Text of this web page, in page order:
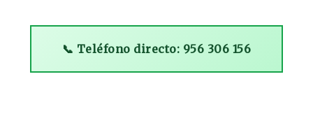
📞 Teléfono directo: 956 306 156